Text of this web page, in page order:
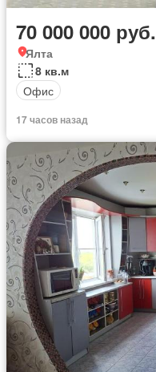
70 000 000 руб.
Ялта
8 кв.м
Офис
17 часов назад